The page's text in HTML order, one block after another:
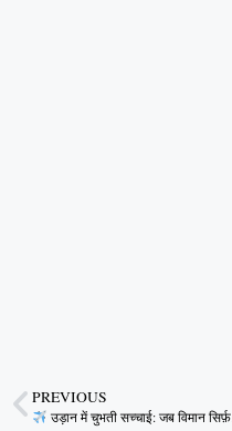
PREVIOUS
उड़ान में चुभती सच्चाई: जब विमान सिर्फ़ तकनीक से नहीं, सोच से भी गिरते हैं